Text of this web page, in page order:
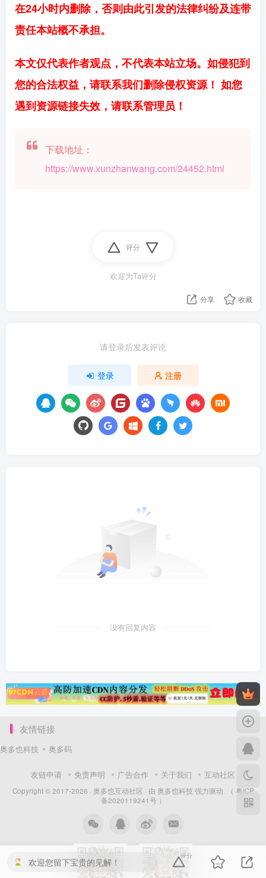
在24小时内删除，否则由此引发的法律纠纷及连带
责任本站概不承担。
本文仅代表作者观点，不代表本站立场。如侵犯到
您的合法权益，请联系我们删除侵权资源！ 如您
遇到资源链接失效，请联系管理员！
下载地址：
https://www.xunzhanwang.com/24452.html
评分
欢迎为Ta评分
分享 收藏
请登录后发表评论
登录 注册
没有回复内容
友情链接
奥多也科技 奥多码
友链申请 免责声明 广告合作 关于我们 互动社区
Copyright © 2017-2026 · 奥多也互动社区 · 由 奥多也科技 强力驱动.
（ 粤ICP
备2020119241号 ）
欢迎您留下宝贵的见解！
评分